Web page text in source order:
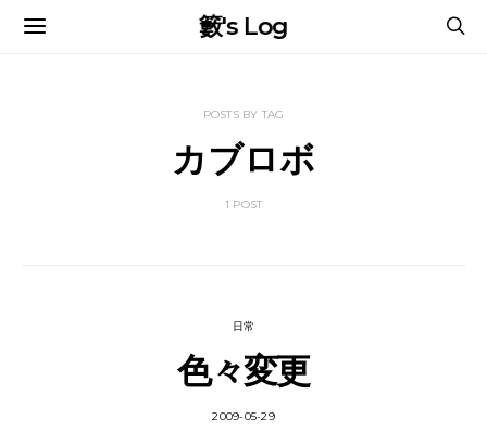
籔's Log
POSTS BY TAG
カブロボ
1 POST
日常
色々変更
2009-05-29